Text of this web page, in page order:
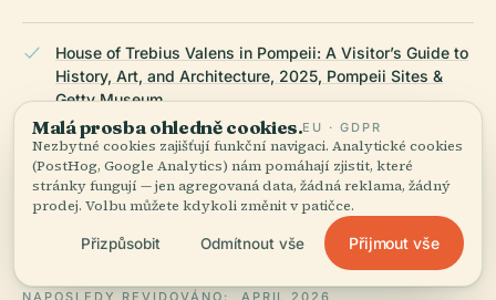
House of Trebius Valens in Pompeii: A Visitor’s Guide to
History, Art, and Architecture, 2025, Pompeii Sites &
Getty Museum
Visitor Experience: House of Trebius Valens Visiting
Hours, Tickets, and Guide to Pompeii Historical Sites,
2025, Helenonherholidays & TheCollector
NAPOSLEDY REVIDOVÁNO: APRIL 2026
Malá prosba ohledně cookies.EU · GDPR
Nezbytné cookies zajišťují funkční navigaci. Analytické cookies
(PostHog, Google Analytics) nám pomáhají zjistit, které
stránky fungují — jen agregovaná data, žádná reklama, žádný
prodej. Volbu můžete kdykoli změnit v patičce.
Přizpůsobit Odmítnout vše Přijmout vše